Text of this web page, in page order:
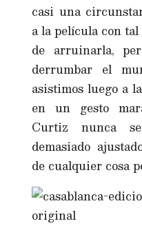
casi una
a la película con
de arruinarla,
derrumbar el
asistimos luego a
en un gesto
Curtiz nunca
demasiado
de cualquier cosa